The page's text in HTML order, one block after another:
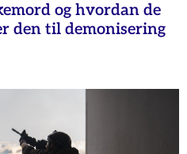
og hvordan de
den til demonisering